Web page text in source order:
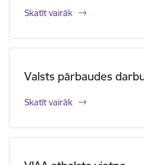
Skatīt vairāk
Valsts pārbaudes
Skatīt vairāk